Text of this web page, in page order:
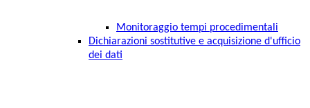
Monitoraggio tempi procedimentali
Dichiarazioni sostitutive e acquisizione d'ufficio
dei dati